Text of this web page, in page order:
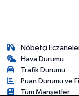
Nöbetçi
Hava Durumu
Trafik Durumu
Puan Durumu ve
Tüm Manşetler